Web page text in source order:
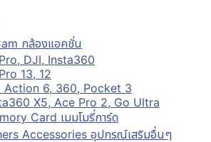
กล้องแอคชั่น
DJI, Insta360
13, 12
Action 6, 360, Pocket 3
X5, Ace Pro 2, Go Ultra
Card เมมโมรี่การ์ด
Accessories อุปกรณ์เสริมอื่นๆ